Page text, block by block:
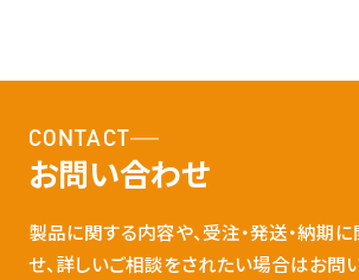
CONTACT
お問い合わせ
製品に関する内容や、受注・発送・納期
せ、詳しいご相談をされたい場合はお問